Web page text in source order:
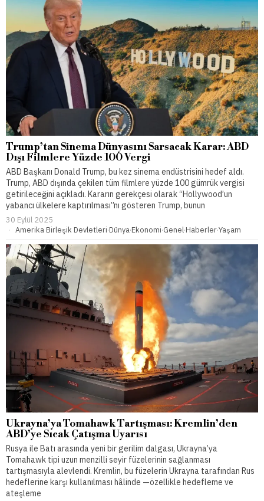
Trump’tan Sinema Dünyasını Sarsacak Karar: ABD
Dışı Filmlere Yüzde 100 Vergi
ABD Başkanı Donald Trump, bu kez sinema endüstrisini hedef aldı.
Trump, ABD dışında çekilen tüm filmlere yüzde 100 gümrük vergisi
getirileceğini açıkladı. Kararın gerekçesi olarak “Hollywood’un
yabancı ülkelere kaptırılması”nı gösteren Trump, bunun
30 Eylül 2025
Amerika Birleşik Devletleri·Dünya·Ekonomi·Genel·Haberler·Yaşam
Ukrayna’ya Tomahawk Tartışması: Kremlin’den
ABD’ye Sıcak Çatışma Uyarısı
Rusya ile Batı arasında yeni bir gerilim dalgası, Ukrayna’ya
Tomahawk tipi uzun menzilli seyir füzelerinin sağlanması
tartışmasıyla alevlendi. Kremlin, bu füzelerin Ukrayna tarafından Rus
hedeflerine karşı kullanılması hâlinde —özellikle hedefleme ve
ateşleme